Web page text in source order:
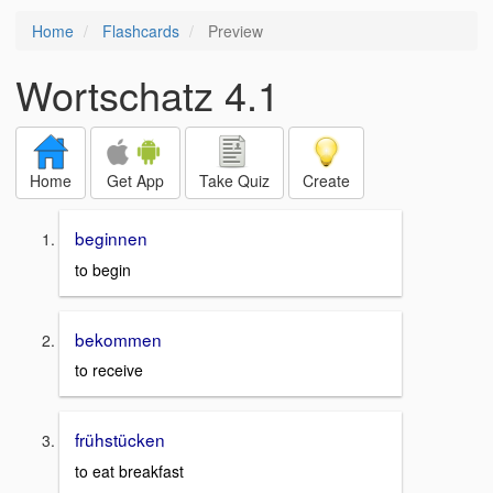
Home Flashcards Preview
Wortschatz 4.1
Home Get App Take Quiz Create
beginnen
to begin
bekommen
to receive
frühstücken
to eat breakfast